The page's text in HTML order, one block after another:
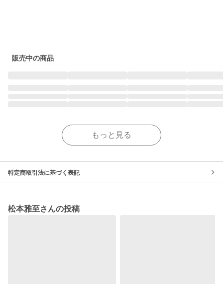
販売中の商品
もっと見る
特定商取引法に基づく表記
松本雅至さんの投稿